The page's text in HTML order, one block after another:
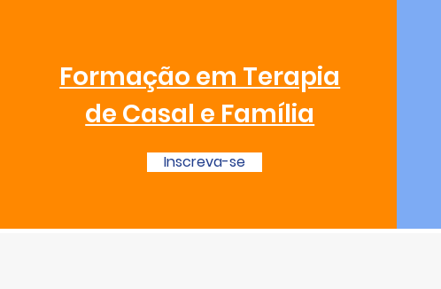
Formação em Terapia
de Casal e Família
Inscreva-se